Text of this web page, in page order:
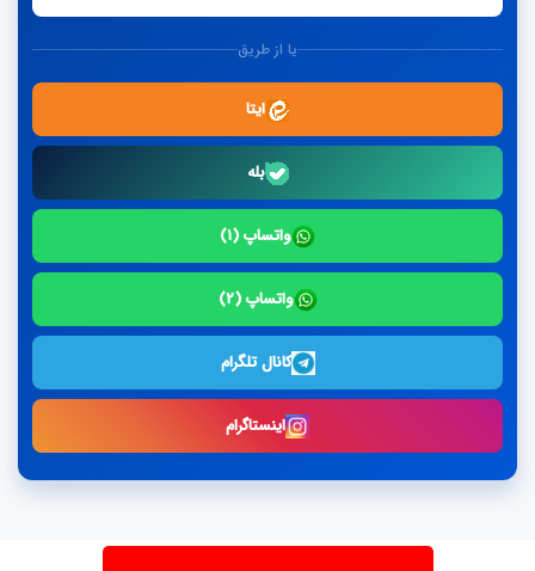
یا از طریق
ایتا
بله
واتساپ (۱)
واتساپ (۲)
کانال تلگرام
اینستاگرام